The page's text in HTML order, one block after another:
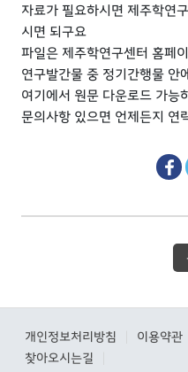
자료가 필요하시면 제주학
시면 되구요
파일은 제주학연구센터 홈페
연구발간물 중 정기간행물 안
여기에서 원문 다운로드 가능
문의사항 있으면 언제든지 연
개인정보처리방침 이용약관
찾아오시는길